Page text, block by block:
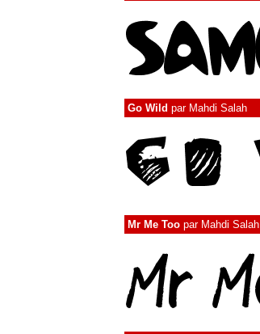
Go Wild par Mahdi Salah
Mr Me Too par Mahdi Salah